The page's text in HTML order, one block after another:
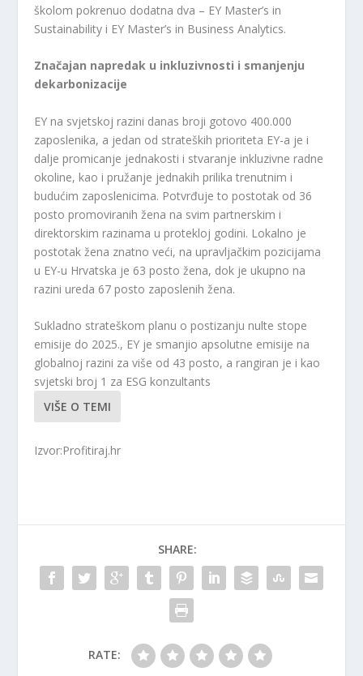
školom pokrenuo dodatna dva – EY Master’s in
Sustainability i EY Master’s in Business Analytics.
Značajan napredak u inkluzivnosti i smanjenju
dekarbonizacije
EY na svjetskoj razini danas broji gotovo 400.000
zaposlenika, a jedan od strateških prioriteta EY-a je i
dalje promicanje jednakosti i stvaranje inkluzivne radne
okoline, kao i pružanje jednakih prilika trenutnim i
budućim zaposlenicima. Potvrđuje to postotak od 36
posto promoviranih žena na svim partnerskim i
direktorskim razinama u protekloj godini. Lokalno je
postotak žena znatno veći, na upravljačkim pozicijama
u EY-u Hrvatska je 63 posto žena, dok je ukupno na
razini ureda 67 posto zaposlenih žena.
Sukladno strateškom planu o postizanju nulte stope
emisije do 2025., EY je smanjio apsolutne emisije na
globalnoj razini za više od 43 posto, a rangiran je i kao
svjetski broj 1 za ESG konzultants
VIŠE O TEMI
Izvor:Profitiraj.hr
SHARE:
RATE: